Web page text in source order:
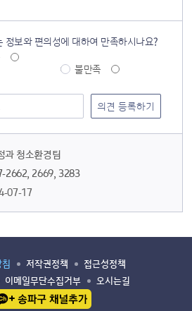
정보와 편의성에 대하여 만족하시나요?
불만족
과 청소환경팀
2662, 2669, 3283
07-17
저작권정책
접근성정책
이메일무단수집거부 오시는길